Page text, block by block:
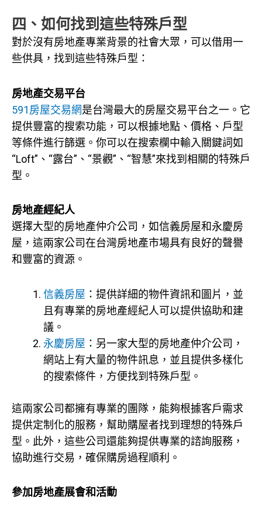
四 、 如何找到這些特殊戶型
對於沒有房地產專業背景的社會大眾，可以借用一
些供具，找到這些特殊戶型：
房地產交易平台
591房屋交易網是台灣最大的房屋交易平台之一。它
提供豐富的搜索功能，可以根據地點、價格、戶型
等條件進行篩選。你可以在搜索欄中輸入關鍵詞如
“Loft”、“露台”、“景觀”、“智慧”來找到相關的特殊戶
型。
房地產經紀人
選擇大型的房地產仲介公司，如信義房屋和永慶房
屋，這兩家公司在台灣房地產市場具有良好的聲譽
和豐富的資源。
信義房屋 ：提供詳細的物件資訊和圖片，並
且有專業的房地產經紀人可以提供協助和建
議。
永慶房屋 ：另一家大型的房地產仲介公司，
網站上有大量的物件訊息，並且提供多樣化
的搜索條件，方便找到特殊戶型。
這兩家公司都擁有專業的團隊，能夠根據客戶需求
提供定制化的服務，幫助購屋者找到理想的特殊戶
型。此外，這些公司還能夠提供專業的諮詢服務，
協助進行交易，確保購房過程順利。
參加房地產展會和活動